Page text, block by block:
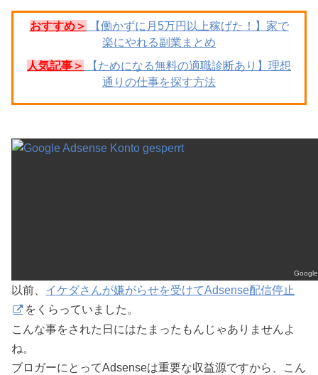
おすすめ＞
【働かずに月5万円以上稼げた！】家で
楽にやれる副業まとめ
人気記事＞
【ためになる無料の適職診断あり】理想
通りの仕事を探す方法
以前、 イケダさんが嫌がらせを受けてAdsense配信停止
をくらっていました。
こんな事をされた日にはたまったもんじゃありませんよ
ね。
ブロガーにとってAdsenseは重要な収益源ですから、こん